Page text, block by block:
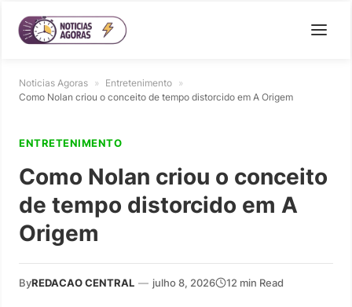
Noticias Agoras » Entretenimento »
Como Nolan criou o conceito de tempo distorcido em A Origem
ENTRETENIMENTO
Como Nolan criou o conceito
de tempo distorcido em A
Origem
ByREDACAO CENTRAL — julho 8, 2026 12 min Read